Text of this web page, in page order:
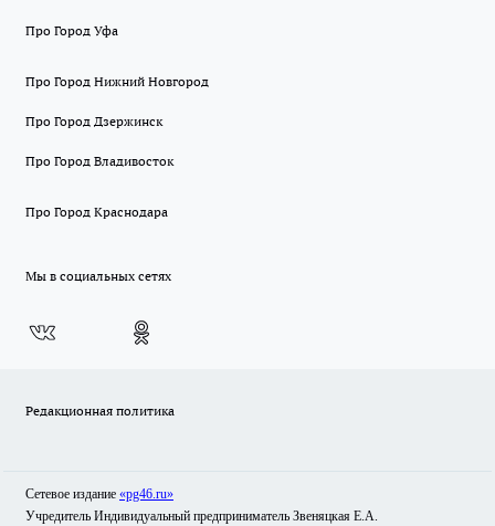
Про Город Уфа
Про Город Нижний Новгород
Про Город Дзержинск
Про Город Владивосток
Про Город Краснодара
Мы в социальных сетях
Редакционная политика
Сетевое издание «pg46.ru»
Учредитель Индивидуальный предприниматель Звеняцкая Е.А.